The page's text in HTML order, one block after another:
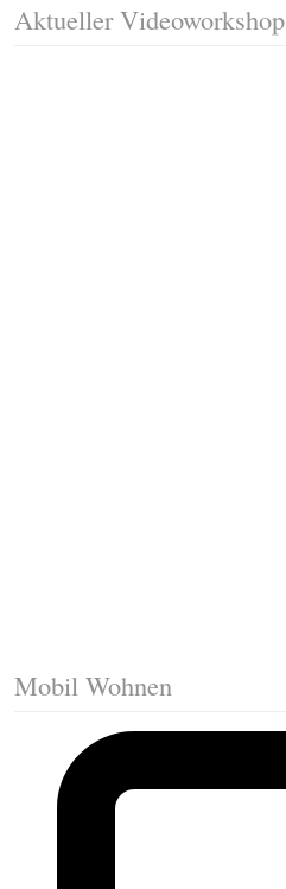
Aktueller Videoworkshop
Mobil Wohnen